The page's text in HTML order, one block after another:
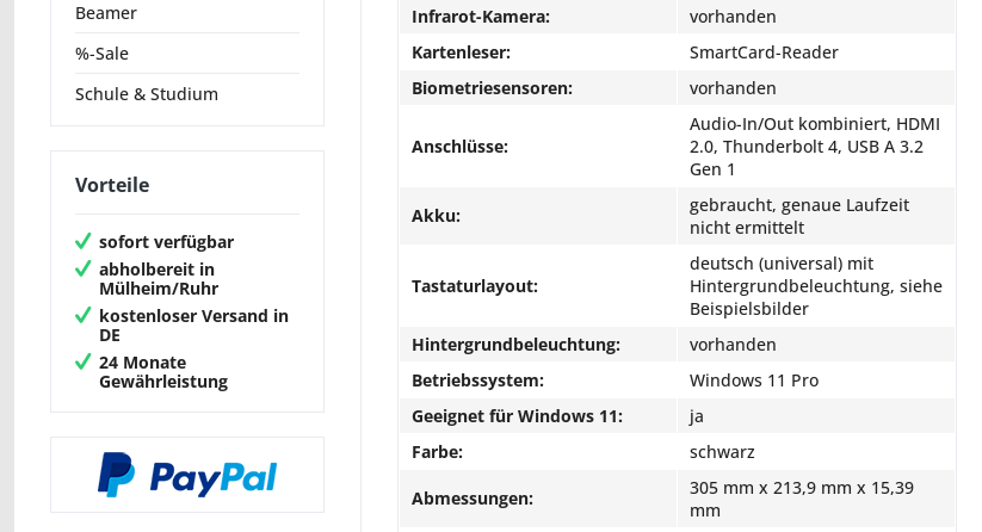
Beamer
%-Sale
Schule & Studium
Vorteile
sofort verfügbar
abholbereit in
Mülheim/Ruhr
kostenloser Versand in
DE
24 Monate
Gewährleistung
Infrarot-Kamera:
vorhanden
Kartenleser:
SmartCard-Reader
Biometriesensoren:
vorhanden
Anschlüsse:
Audio-In/Out kombiniert, HDMI
2.0, Thunderbolt 4, USB A 3.2
Gen 1
Akku:
gebraucht, genaue Laufzeit
nicht ermittelt
Tastaturlayout:
deutsch (universal) mit
Hintergrundbeleuchtung, siehe
Beispielsbilder
Hintergrundbeleuchtung:
vorhanden
Betriebssystem:
Windows 11 Pro
Geeignet für Windows 11:
ja
Farbe:
schwarz
Abmessungen:
305 mm x 213,9 mm x 15,39
mm